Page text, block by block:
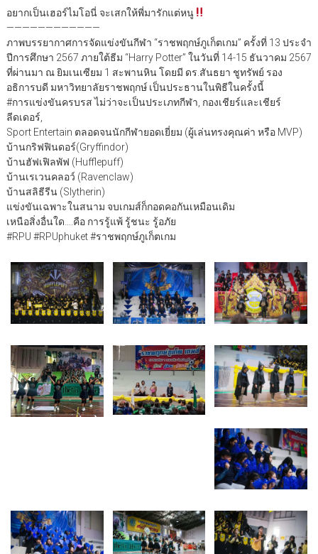
อยากเป็นเฮอร์ไมโอนี่ จะเสกให้พี่มารักแต่หนู
————————————
ภาพบรรยากาศการจัดแข่งขันกีฬา “ราชพฤกษ์ภูเก็ตเกม” ครั้งที่ 13 ประจำ
ปีการศึกษา 2567 ภายใต้ธีม “Harry Potter” ในวันที่ 14-15 ธันวาคม 2567
ที่ผ่านมา ณ ยิมเนเซียม 1 สะพานหิน โดยมี ดร.สันธยา ชูทรัพย์ รอง
อธิการบดี มหาวิทยาลัยราชพฤกษ์ เป็นประธานในพิธีในครั้งนี้
#การแข่งขันครบรส ไม่ว่าจะเป็นประเภทกีฬา, กองเชียร์และเชียร์
ลีดเดอร์,
Sport Entertain ตลอดจนนักกีฬายอดเยี่ยม (ผู้เล่นทรงคุณค่า หรือ MVP)
บ้านกริฟฟินดอร์(Gryffindor)
บ้านฮัฟเฟิลพัฟ (Hufflepuff)
บ้านเรเวนคลอว์ (Ravenclaw)
บ้านสลิธีรีน (Slytherin)
แข่งขันเฉพาะในสนาม จบเกมส์ก็กอดคอกันเหมือนเดิม
เหนือสิ่งอื่นใด….คือ การรู้แพ้ รู้ชนะ รู้อภัย
#RPU #RPUphuket #ราชพฤกษ์ภูเก็ตเกม